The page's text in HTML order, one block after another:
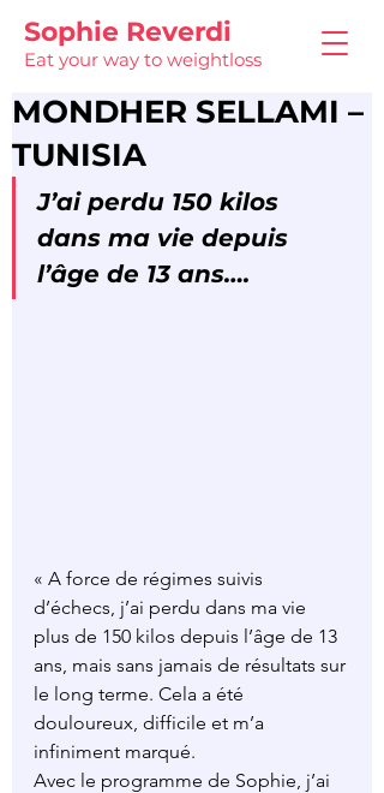
Sophie Reverdi
Eat your way to weightloss
MONDHER SELLAMI –
TUNISIA
J’ai perdu 150 kilos
dans ma vie depuis
l’âge de 13 ans….
« A force de régimes suivis
d’échecs, j’ai perdu dans ma vie
plus de 150 kilos depuis l’âge de 13
ans, mais sans jamais de résultats sur
le long terme. Cela a été
douloureux, difficile et m’a
infiniment marqué.
Avec le programme de Sophie, j’ai